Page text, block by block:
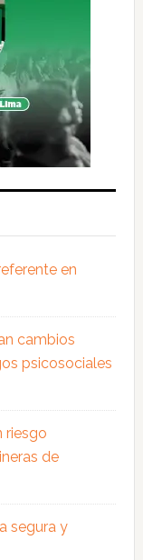
en
cambios
psicosociales
riesgo
de
segura y